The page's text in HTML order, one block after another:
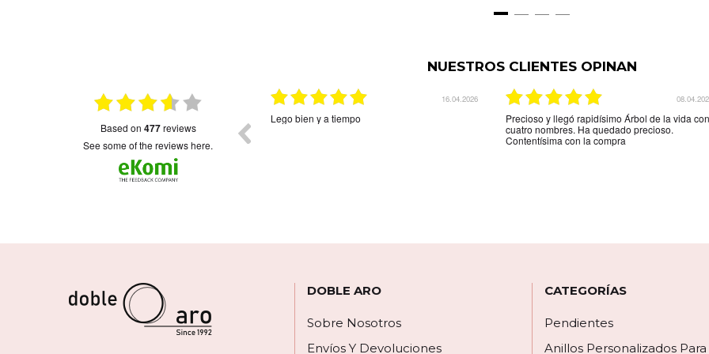
NUESTROS CLIENTES OPINAN
based on 477reviews
see some of the reviews here.
03.12.2025
Envio rápido como indicaba la web.Son unos
La mejor tienda online que hay para comprar
una joya personalizada muy rápido y muy eficaz
y muy amable la recomiendo
DOBLE ARO
Sobre Nosotros
Envíos Y Devoluciones
CATEGORÍAS
Pendientes
Anillos Personalizados Para